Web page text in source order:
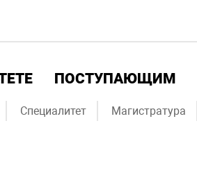
ПОСТУПАЮЩИМ
Специалитет Магистратура